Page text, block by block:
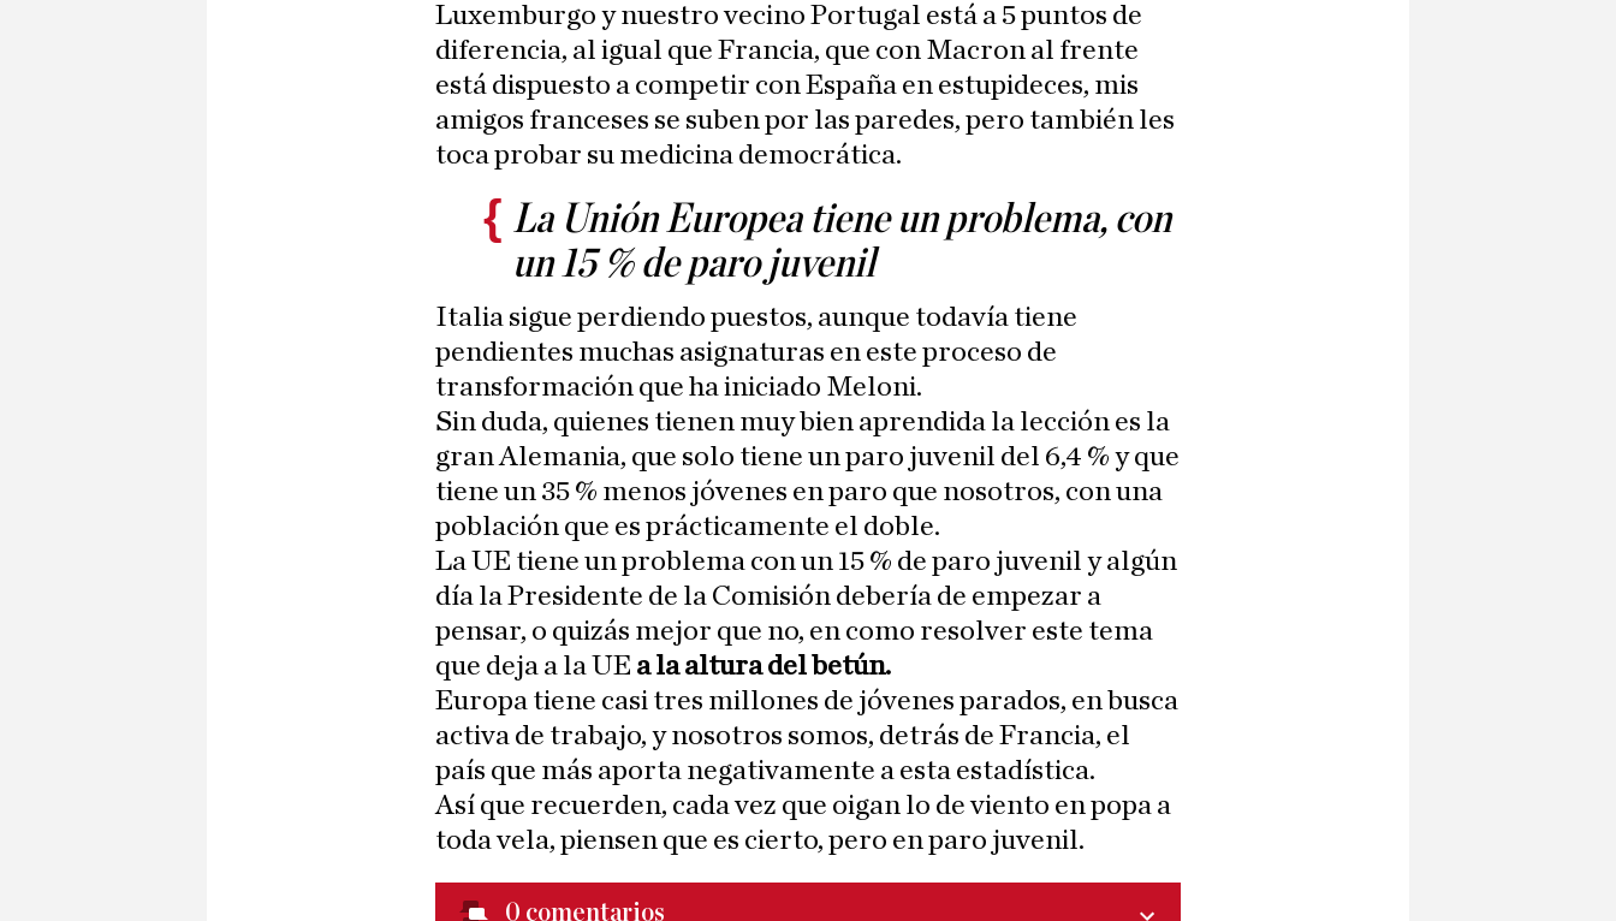
Luxemburgo y nuestro vecino Portugal está a 5 puntos de
diferencia, al igual que Francia, que con Macron al frente
está dispuesto a competir con España en estupideces, mis
amigos franceses se suben por las paredes, pero también les
toca probar su medicina democrática.
La Unión Europea tiene un problema, con
un 15 % de paro juvenil
Italia sigue perdiendo puestos, aunque todavía tiene
pendientes muchas asignaturas en este proceso de
transformación que ha iniciado Meloni.
Sin duda, quienes tienen muy bien aprendida la lección es la
gran Alemania, que solo tiene un paro juvenil del 6,4 % y que
tiene un 35 % menos jóvenes en paro que nosotros, con una
población que es prácticamente el doble.
La UE tiene un problema con un 15 % de paro juvenil y algún
día la Presidente de la Comisión debería de empezar a
pensar, o quizás mejor que no, en como resolver este tema
que deja a la UE a la altura del betún.
Europa tiene casi tres millones de jóvenes parados, en busca
activa de trabajo, y nosotros somos, detrás de Francia, el
país que más aporta negativamente a esta estadística.
Así que recuerden, cada vez que oigan lo de viento en popa a
toda vela, piensen que es cierto, pero en paro juvenil.
0 comentarios